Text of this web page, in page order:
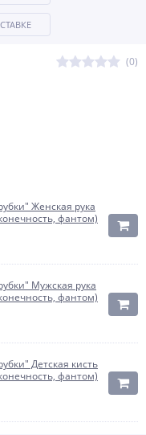
(0)
Женская рука
фантом)
Мужская рука
фантом)
Детская кисть
фантом)